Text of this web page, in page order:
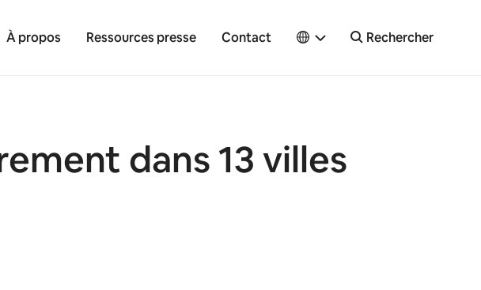
À propos Ressources presse Contact Rechercher
dans 13 villes